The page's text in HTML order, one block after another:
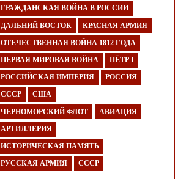
ГРАЖДАНСКАЯ ВОЙНА В РОССИИ
ДАЛЬНИЙ ВОСТОК КРАСНАЯ АРМИЯ
ОТЕЧЕСТВЕННАЯ ВОЙНА 1812 ГОДА
ПЕРВАЯ МИРОВАЯ ВОЙНА ПЁТР I
РОССИЙСКАЯ ИМПЕРИЯ РОССИЯ
СССР США
ЧЕРНОМОРСКИЙ ФЛОТ АВИАЦИЯ
АРТИЛЛЕРИЯ
ИСТОРИЧЕСКАЯ ПАМЯТЬ
РУССКАЯ АРМИЯ СССР